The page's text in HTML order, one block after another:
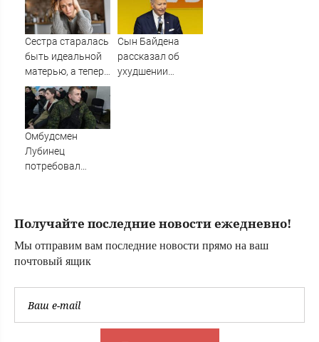
белорецкой
больнице
в Тюменской
области
Сестра старалась
быть идеальной
матерью, а теперь
рыдает, потому
что у дочери к ней
куча претензий
Сын Байдена
рассказал об
ухудшении
Омбудсмен
Лубинец
потребовал
Russia -
МирТесен
Получайте последние новости ежедневно!
Мы отправим вам последние новости прямо на ваш
почтовый ящик